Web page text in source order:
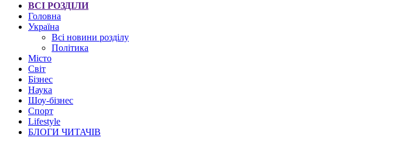
ВСІ РОЗДІЛИ
Головна
Україна
Всі новини розділу
Політика
Місто
Світ
Бізнес
Наука
Шоу-бізнес
Спорт
Lifestyle
БЛОГИ ЧИТАЧІВ